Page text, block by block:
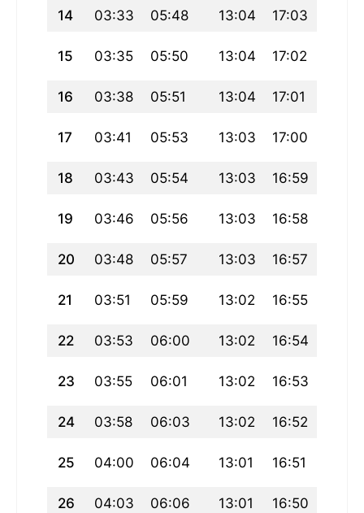
14 03:33 05:48 13:04 17:03
15 03:35 05:50 13:04 17:02
16 03:38 05:51 13:04 17:01
17 03:41 05:53 13:03 17:00
18 03:43 05:54 13:03 16:59
19 03:46 05:56 13:03 16:58
20 03:48 05:57 13:03 16:57
21 03:51 05:59 13:02 16:55
22 03:53 06:00 13:02 16:54
23 03:55 06:01 13:02 16:53
24 03:58 06:03 13:02 16:52
25 04:00 06:04 13:01 16:51
26 04:03 06:06 13:01 16:50